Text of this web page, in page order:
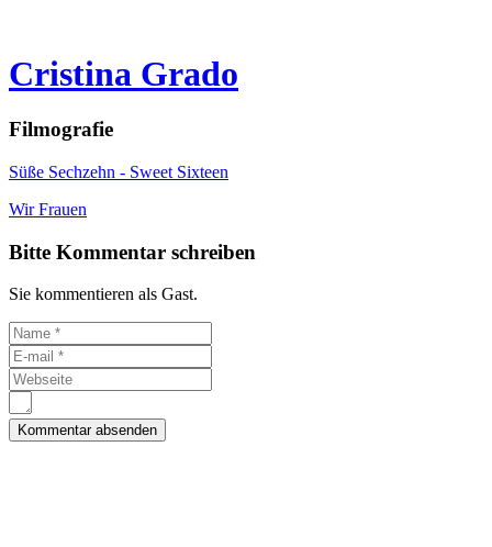
Cristina Grado
Filmografie
Süße Sechzehn - Sweet Sixteen
Wir Frauen
Bitte Kommentar schreiben
Sie kommentieren als Gast.